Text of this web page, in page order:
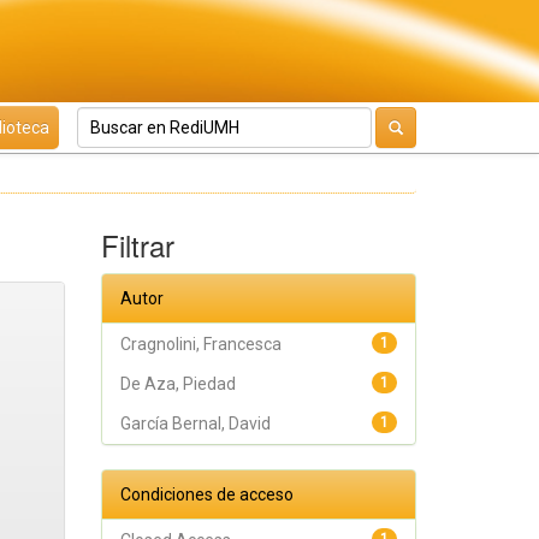
Filtrar
Autor
1
Cragnolini, Francesca
1
De Aza, Piedad
1
García Bernal, David
Condiciones de acceso